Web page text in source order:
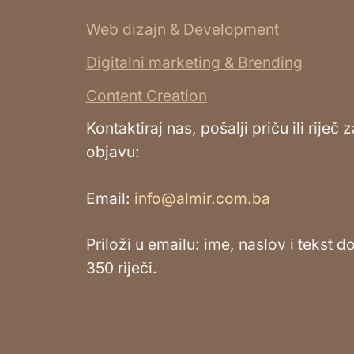
Web dizajn & Development
Digitalni marketing & Brending
Content Creation
Kontaktiraj nas, pošalji priču ili riječ
objavu:
Email: info@almir.com.ba
Priloži u emailu: ime, naslov i tekst
350 riječi.